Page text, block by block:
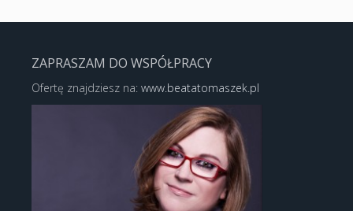
ZAPRASZAM DO WSPÓŁPRACY
Ofertę znajdziesz na: www.beatatomaszek.pl